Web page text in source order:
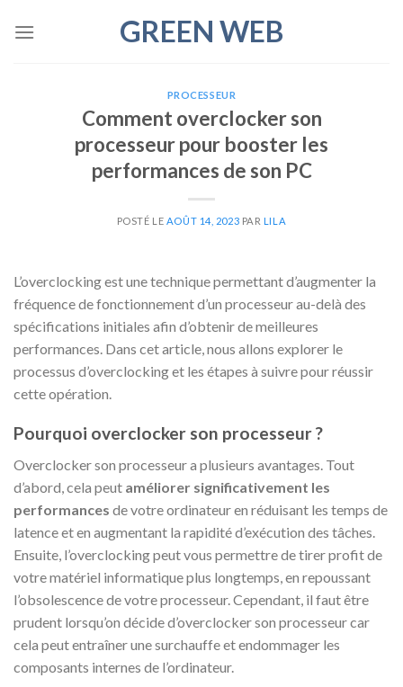
GREEN WEB
PROCESSEUR
Comment overclocker son
processeur pour booster les
performances de son PC
POSTÉ LE AOÛT 14, 2023 PAR LILA
L’overclocking est une technique permettant d’augmenter la
fréquence de fonctionnement d’un processeur au-delà des
spécifications initiales afin d’obtenir de meilleures
performances. Dans cet article, nous allons explorer le
processus d’overclocking et les étapes à suivre pour réussir
cette opération.
Pourquoi overclocker son processeur ?
Overclocker son processeur a plusieurs avantages. Tout
d’abord, cela peut améliorer significativement les
performances de votre ordinateur en réduisant les temps de
latence et en augmentant la rapidité d’exécution des tâches.
Ensuite, l’overclocking peut vous permettre de tirer profit de
votre matériel informatique plus longtemps, en repoussant
l’obsolescence de votre processeur. Cependant, il faut être
prudent lorsqu’on décide d’overclocker son processeur car
cela peut entraîner une surchauffe et endommager les
composants internes de l’ordinateur.